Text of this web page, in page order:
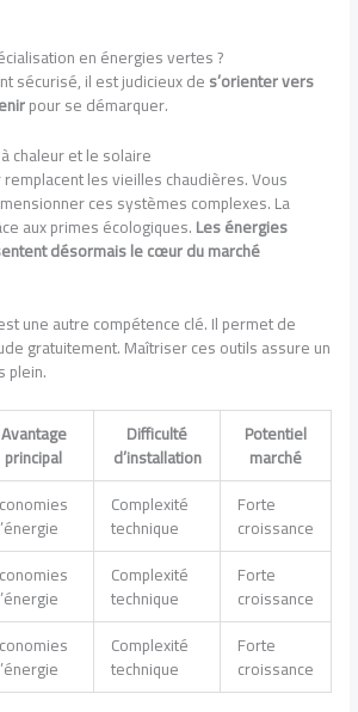
en énergies vertes ?
sécurisé, il est judicieux des’orienter vers
pour se démarquer.
chaleur et le solaire
les vieilles chaudières. Vous
ces systèmes complexes. La
aux primes écologiques.Les énergies
désormais le cœur du marché
une autre compétence clé. Il permet de
gratuitement. Maîtriser ces outils assure un
plein.
Avantage
principal
Difficulté
d’installation
Potentiel
marché
Complexité
technique
Forte
croissance
Complexité
technique
Forte
croissance
Complexité
technique
Forte
croissance